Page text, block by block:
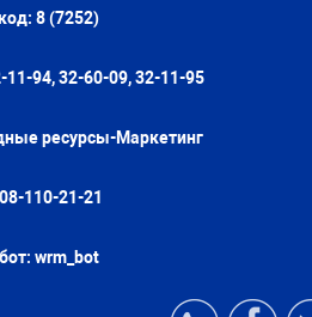
8 (7252)
11-94, 32-60-09, 32-11-95
ресурсы-Маркетинг
110-21-21
wrm_bot